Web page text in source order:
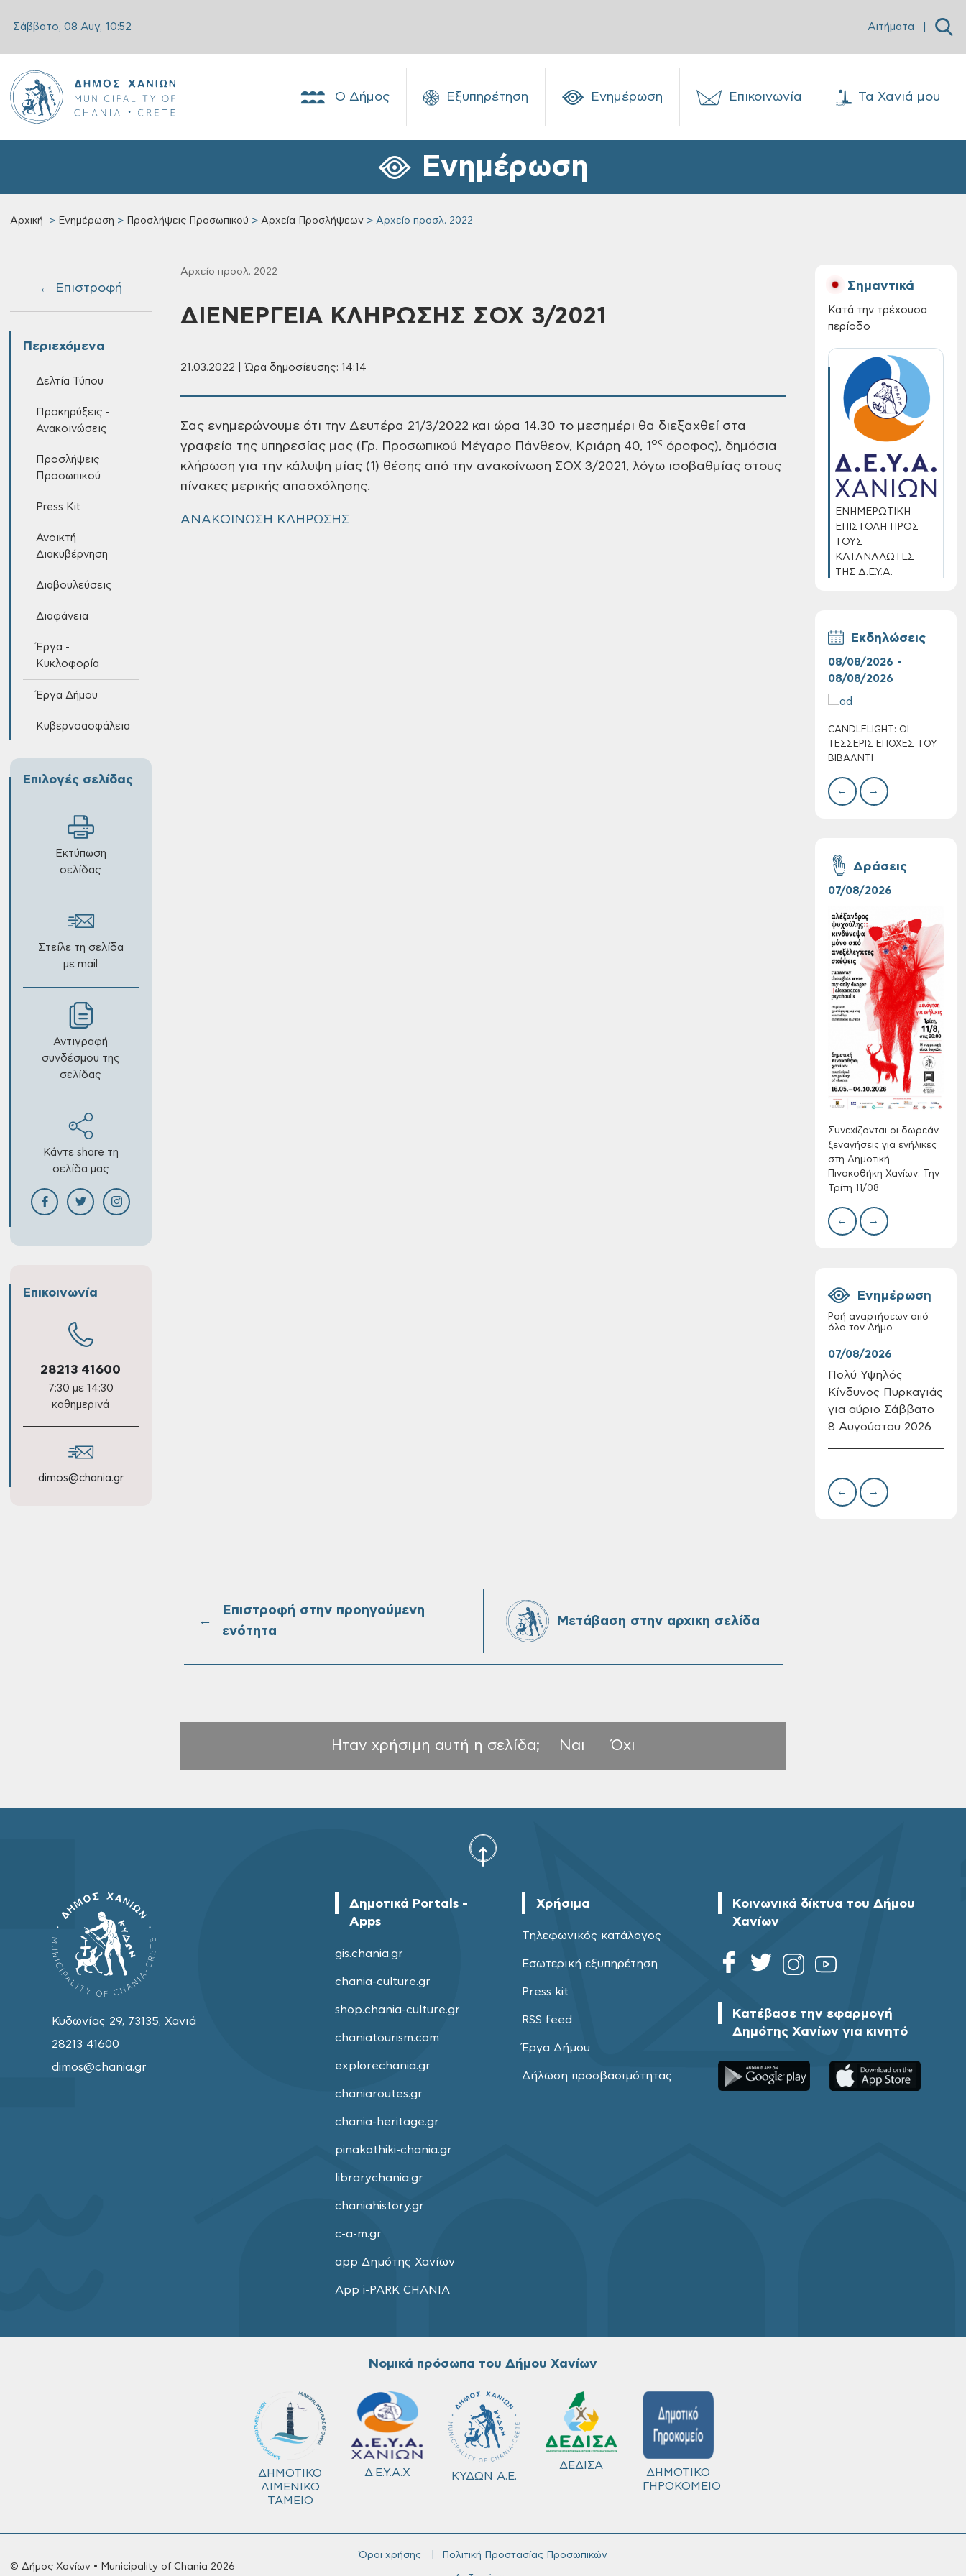
Σάββατο, 08 Αυγ, 10:52 Αιτήματα
Ο Δήμος Εξυπηρέτηση Ενημέρωση Επικοινωνία Τα Χανιά μου
Ενημέρωση
Αρχική Ενημέρωση Προσλήψεις Προσωπικού Αρχεία Προσλήψεων Αρχείο προσλ. 2022
← Επιστροφή
Περιεχόμενα
Δελτία Τύπου
Προκηρύξεις -
Ανακοινώσεις
Προσλήψεις
Προσωπικού
Press Kit
Ανοικτή
Διακυβέρνηση
Διαβουλεύσεις
Διαφάνεια
Έργα -
Κυκλοφορία
Έργα Δήμου
Κυβερνοασφάλεια
Επιλογές σελίδας
Εκτύπωση
σελίδας
Στείλε τη σελίδα
με mail
Αντιγραφή
συνδέσμου της
σελίδας
Κάντε share τη
σελίδα μας
Επικοινωνία
28213 41600
7:30 με 14:30
καθημερινά
dimos@chania.gr
Αρχείο προσλ. 2022
ΔΙΕΝΕΡΓΕΙΑ ΚΛΗΡΩΣΗΣ ΣΟΧ 3/2021
21.03.2022 | Ώρα δημοσίευσης: 14:14
Σας ενημερώνουμε ότι την Δευτέρα 21/3/2022 και ώρα 14.30 το μεσημέρι θα διεξαχθεί στα
γραφεία της υπηρεσίας μας (Γρ. Προσωπικού Μέγαρο Πάνθεον, Κριάρη 40, 1 ος όροφος), δημόσια
κλήρωση για την κάλυψη μίας (1) θέσης από την ανακοίνωση ΣΟΧ 3/2021, λόγω ισοβαθμίας στους
πίνακες μερικής απασχόλησης.
ΑΝΑΚΟΙΝΩΣΗ ΚΛΗΡΩΣΗΣ
Σημαντικά
Κατά την τρέχουσα
περίοδο
ΕΝΗΜΕΡΩΤΙΚΗ
ΕΠΙΣΤΟΛΗ ΠΡΟΣ
ΤΟΥΣ
ΚΑΤΑΝΑΛΩΤΕΣ
ΤΗΣ Δ.Ε.Υ.Α.
Δημοτική
Πινακοθήκη Χανίων:
Την Τρίτη 11/08
Τακτική συνεδρίαση
Δημοτικής
Επιτροπής στις 10-
08-2026
Επαναλειτουργία
του συστήματος
SeaTrac στην
Πίνακες Κατάταξης
& Βαθμολογίας,
Πίνακες
προσληπτέων και
της προκήρυξης
ΣΟΧ 3/2026 του
Δήμου Χανίων
Εκδηλώσεις
08/08/2026 -
08/08/2026
CANDLELIGHT: ΟΙ
ΤΕΣΣΕΡΙΣ ΕΠΟΧΕΣ ΤΟΥ
ΒΙΒΑΛΝΤΙ
← →
Δράσεις
07/08/2026
Συνεχίζονται οι δωρεάν
ξεναγήσεις για ενήλικες
στη Δημοτική
Πινακοθήκη Χανίων: Την
Τρίτη 11/08
← →
Ενημέρωση
Ροή αναρτήσεων από
όλο τον Δήμο
07/08/2026
Πολύ Υψηλός
Κίνδυνος Πυρκαγιάς
για αύριο Σάββατο
8 Αυγούστου 2026
← →
←
Επιστροφή στην προηγούμενη
ενότητα
Μετάβαση στην αρχικη σελίδα
Ηταν χρήσιμη αυτή η σελίδα; Ναι Όχι
Κυδωνίας 29, 73135, Χανιά
28213 41600
dimos@chania.gr
Δημοτικά Portals -
Apps
gis.chania.gr
chania-culture.gr
shop.chania-culture.gr
chaniatourism.com
explorechania.gr
chaniaroutes.gr
chania-heritage.gr
pinakothiki-chania.gr
librarychania.gr
chaniahistory.gr
c-a-m.gr
app Δημότης Χανίων
App i-PARK CHANIA
Χρήσιμα
Τηλεφωνικός κατάλογος
Εσωτερική εξυπηρέτηση
Press kit
RSS feed
Έργα Δήμου
Δήλωση προσβασιμότητας
Κοινωνικά δίκτυα του Δήμου
Χανίων
Κατέβασε την εφαρμογή
Δημότης Χανίων για κινητό
Νομικά πρόσωπα του Δήμου Χανίων
ΔΗΜΟΤΙΚΟ
ΛΙΜΕΝΙΚΟ
ΤΑΜΕΙΟ
Δ.Ε.Υ.Α.Χ ΚΥΔΩΝ Α.Ε.
ΔΕΔΙΣΑ
ΔΗΜΟΤΙΚΟ
ΓΗΡΟΚΟΜΕΙΟ
© Δήμος Χανίων • Municipality of Chania 2026
Όροι χρήσης Πολιτική Προστασίας Προσωπικών